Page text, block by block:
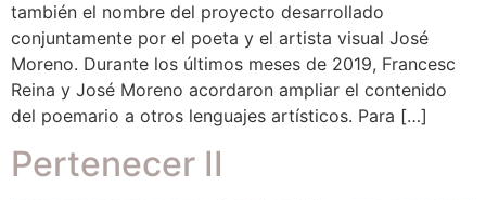
también el nombre del proyecto desarrollado
conjuntamente por el poeta y el artista visual José
Moreno. Durante los últimos meses de 2019, Francesc
Reina y José Moreno acordaron ampliar el contenido
del poemario a otros lenguajes artísticos. Para […]
Pertenecer II